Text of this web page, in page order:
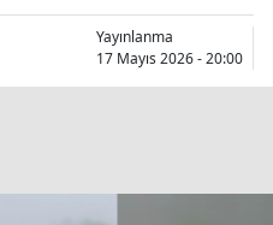
Balıkesir
Bilecik
Yayınlanma
17 Mayıs 2026 - 20:00